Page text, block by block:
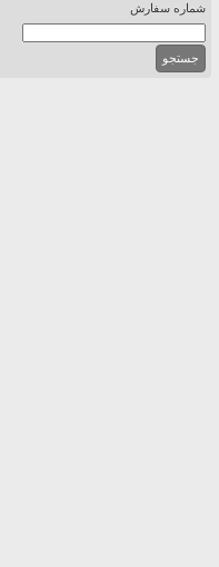
شماره سفارش